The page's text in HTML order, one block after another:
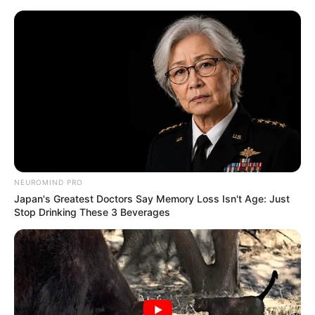
Skip
Kartoffelsalat und
NEUROMIND PRO
Japan's Greatest Doctors Say Memory Loss Isn't Age: Just
Stop Drinking These 3 Beverages